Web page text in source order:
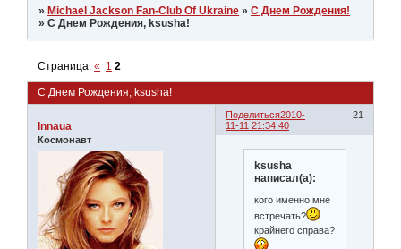
» Michael Jackson Fan-Club Of Ukraine »С Днем Рождения!
»С Днем Рождения, ksusha!
С Днем Рождения, ksusha!
Страница:« 1 2
Поделиться 21
2010-
11-11 21:34:40
Innaua
Космонавт
ksusha
написал(а):
кого именно мне
встречать?
крайнего справа?